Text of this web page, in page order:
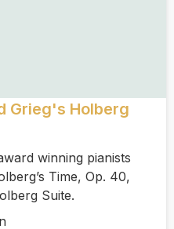
Grieg's Holberg
winning pianists
Time, Op. 40,
Suite.